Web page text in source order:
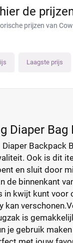
de
prijzen van
Laagste prijs
Diaper Bag
Backpack
Ook is dit
en sluit door
de binnenkant
kwijt kunt voor
kan
is
je gebruik